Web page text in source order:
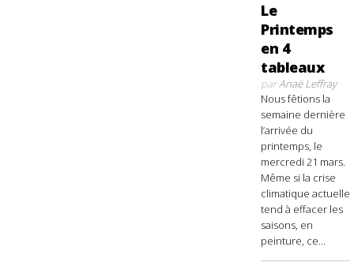
Le
Printemps
en 4
tableaux
parAnaë Leffray
Nous fêtions la
semaine dernière
l’arrivée du
printemps, le
mercredi 21 mars.
Même si la crise
climatique actuelle
tend à effacer les
saisons, en
peinture, ce...